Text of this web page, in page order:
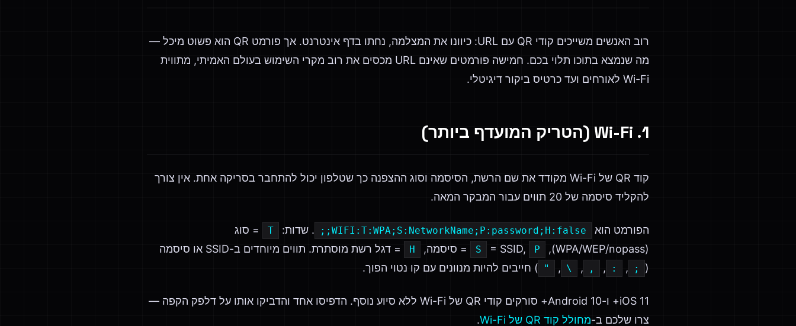
רוב האנשים משייכים קודי QR עם URL: כיוונו את המצלמה, נחתו בדף אינטרנט. אך פורמט QR הוא פשוט מיכל —
מה שנמצא בתוכו תלוי בכם. חמישה פורמטים שאינם URL מכסים את רוב מקרי השימוש בעולם האמיתי, מתווית
Wi-Fi לאורחים ועד כרטיס ביקור דיגיטלי.
1. Wi-Fi (הטריק המועדף ביותר)
קוד QR של Wi-Fi מקודד את שם הרשת, הסיסמה וסוג ההצפנה כך שטלפון יכול להתחבר בסריקה אחת. אין צורך
להקליד סיסמה של 20 תווים עבור המבקר המאה.
הפורמט הוא WIFI:T:WPA;S:NetworkName;P:password;H:false;; . שדות: T
= סוג
(WPA/WEP/nopass),
S = SSID, P = סיסמה, H
= דגל רשת מוסתרת. תווים מיוחדים ב-SSID או סיסמה
(
;
,
:
,
,
,
\
,
" ) חייבים להיות מנוונים עם קו נטוי הפוך.
iOS 11+ ו-Android 10+ סורקים קודי QR של Wi-Fi ללא סיוע נוסף. הדפיסו אחד והדביקו אותו על דלפק הקפה —
צרו שלכם ב-מחולל קוד QR של Wi-Fi .